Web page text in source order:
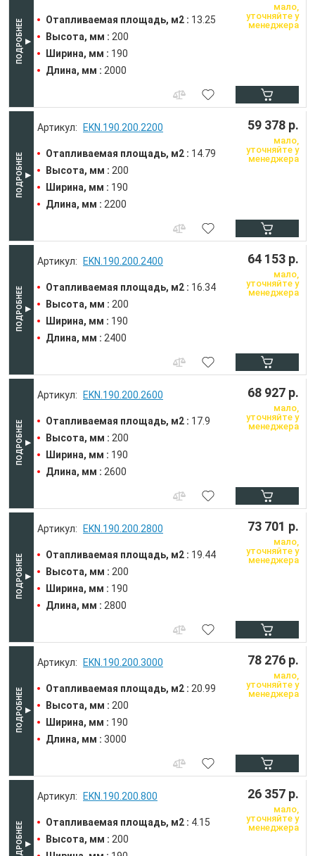
Отапливаемая площадь, м2 : 13.25
Высота, мм : 200
Ширина, мм : 190
Длина, мм : 2000
мало,
уточняйте у
менеджера
EKN.190.200.2200
Отапливаемая площадь, м2 : 14.79
Высота, мм : 200
Ширина, мм : 190
Длина, мм : 2200
59 378 р.
мало,
уточняйте у
менеджера
EKN.190.200.2400
Отапливаемая площадь, м2 : 16.34
Высота, мм : 200
Ширина, мм : 190
Длина, мм : 2400
64 153 р.
мало,
уточняйте у
менеджера
EKN.190.200.2600
Отапливаемая площадь, м2 : 17.9
Высота, мм : 200
Ширина, мм : 190
Длина, мм : 2600
68 927 р.
мало,
уточняйте у
менеджера
EKN.190.200.2800
Отапливаемая площадь, м2 : 19.44
Высота, мм : 200
Ширина, мм : 190
Длина, мм : 2800
73 701 р.
мало,
уточняйте у
менеджера
EKN.190.200.3000
Отапливаемая площадь, м2 : 20.99
Высота, мм : 200
Ширина, мм : 190
Длина, мм : 3000
78 276 р.
мало,
уточняйте у
менеджера
EKN.190.200.800
Отапливаемая площадь, м2 : 4.15
Высота, мм : 200
26 357 р.
мало,
уточняйте у
менеджера